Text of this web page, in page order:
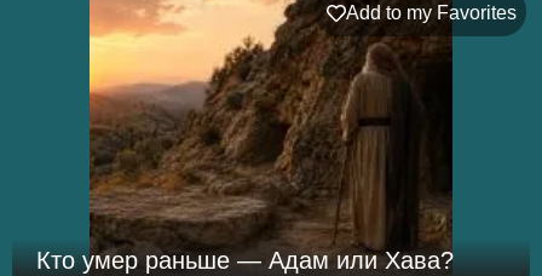
Add to my Favorites
Кто умер раньше — Адам или Хава?